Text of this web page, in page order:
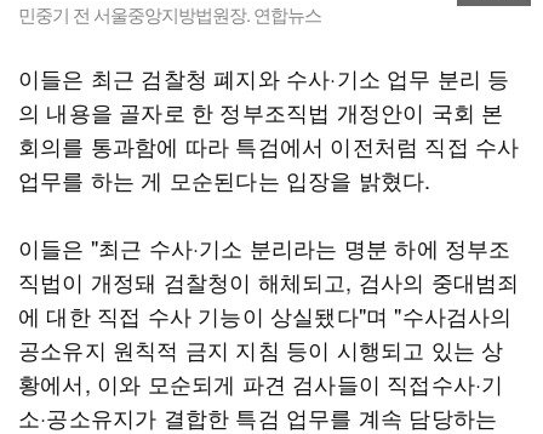
민중기 전 서울중앙지방법원장. 연합뉴스
이들은 최근 검찰청 폐지와 수사·기소 업무 분리 등
의 내용을 골자로 한 정부조직법 개정안이 국회 본
회의를 통과함에 따라 특검에서 이전처럼 직접 수사
업무를 하는 게 모순된다는 입장을 밝혔다.
이들은 "최근 수사·기소 분리라는 명분 하에 정부조
직법이 개정돼 검찰청이 해체되고, 검사의 중대범죄
에 대한 직접 수사 기능이 상실됐다"며 "수사검사의
공소유지 원칙적 금지 지침 등이 시행되고 있는 상
황에서, 이와 모순되게 파견 검사들이 직접수사·기
소·공소유지가 결합한 특검 업무를 계속 담당하는